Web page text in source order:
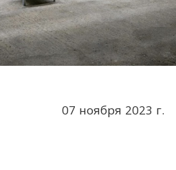
07 ноября 2023 г.